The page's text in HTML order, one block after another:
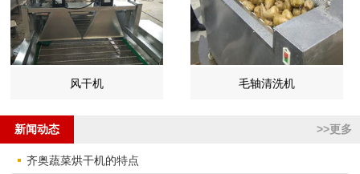
风干机 毛轴清洗机
新闻动态 >>更多
齐奥蔬菜烘干机的特点